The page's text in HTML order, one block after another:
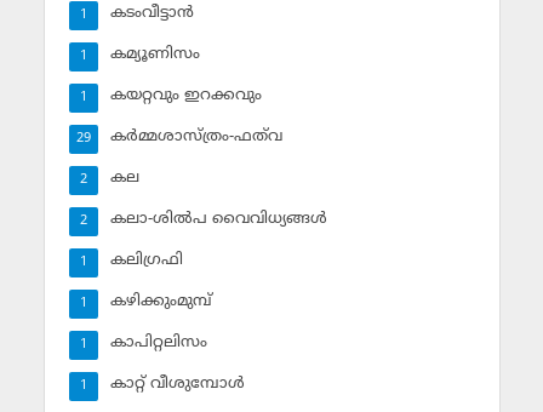
കടംവീട്ടാന്‍
1
കമ്യൂണിസം
1
കയറ്റവും ഇറക്കവും
1
കര്‍മ്മശാസ്ത്രം-ഫത്‌വ
29
കല
2
കലാ-ശില്‍പ വൈവിധ്യങ്ങള്‍
2
കലിഗ്രഫി
1
കഴിക്കുംമുമ്പ്
1
കാപിറ്റലിസം
1
കാറ്റ് വീശുമ്പോള്‍
1